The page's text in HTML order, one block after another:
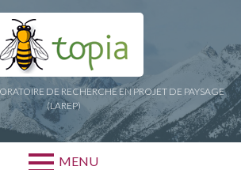
DE RECHERCHE EN PROJET DE PAYSAGE
(LAREP)
MENU